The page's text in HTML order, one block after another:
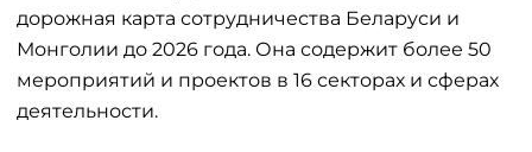
дорожная карта сотрудничества Беларуси и
Монголии до 2026 года. Она содержит более 50
мероприятий и проектов в 16 секторах и сферах
деятельности.